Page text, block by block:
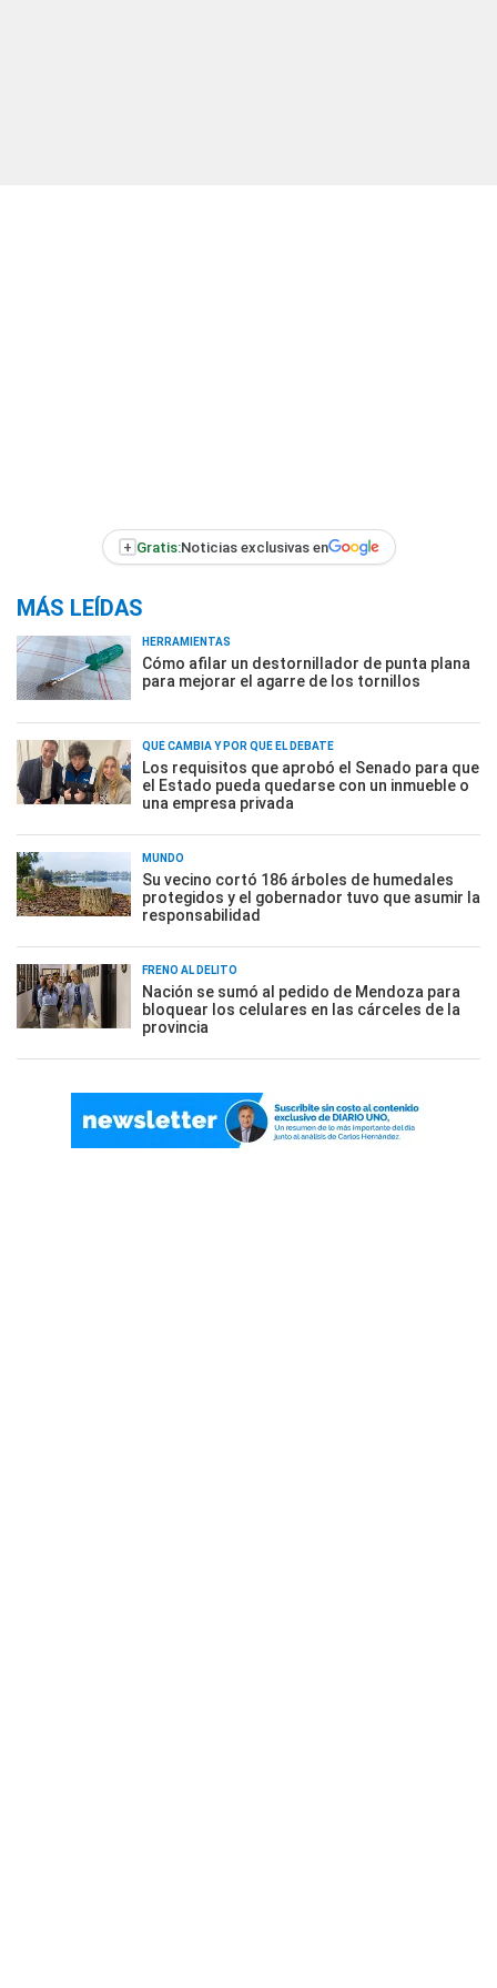
+ Gratis:Noticias exclusivas en
MÁS LEÍDAS
HERRAMIENTAS
Cómo afilar un destornillador de punta plana
para mejorar el agarre de los tornillos
QUÉ CAMBIA Y POR QUÉ EL DEBATE
Los requisitos que aprobó el Senado para que
el Estado pueda quedarse con un inmueble o
una empresa privada
MUNDO
Su vecino cortó 186 árboles de humedales
protegidos y el gobernador tuvo que asumir la
responsabilidad
FRENO AL DELITO
Nación se sumó al pedido de Mendoza para
bloquear los celulares en las cárceles de la
provincia